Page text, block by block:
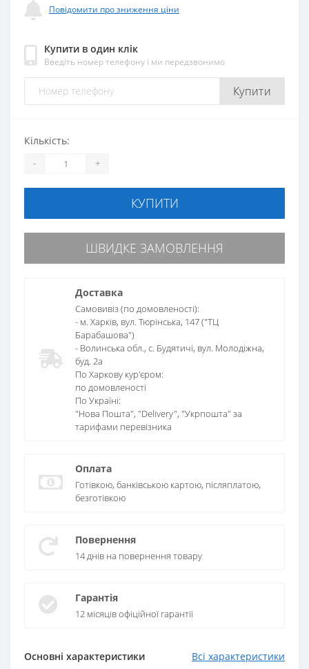
Повідомити про зниження ціни
Купити в один клік
Введіть номер телефону і ми передзвонимо
Купити
Основні характеристики Всі характеристики
Кількість:
- +
КУПИТИ
ШВИДКЕ ЗАМОВЛЕННЯ
Доставка
Самовивіз (по домовленості):
- м. Харків, вул. Тюрінська, 147 ("ТЦ
Барабашова")
- Волинська обл., c. Будятичі, вул. Молодіжна,
буд. 2а
По Харкову кур'єром:
по домовленості
По Україні:
"Нова Пошта", "Delivery", "Укрпошта" за
тарифами перевізника
Оплата
Готівкою, банківською картою, післяплатою,
безготівкою
Повернення
14 днів на повернення товару
Гарантія
12 місяців офіційної гарантії